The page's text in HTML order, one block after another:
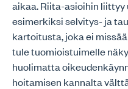
aikaa. Riita-asioihin
esimerkiksi selvitys- ja
kartoitusta, joka ei
tule tuomioistuimelle
huolimatta
hoitamisen kannalta